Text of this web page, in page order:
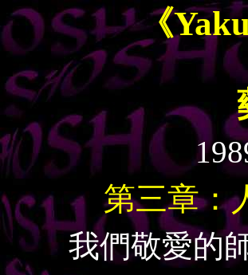
《
第三章：
我們敬愛的